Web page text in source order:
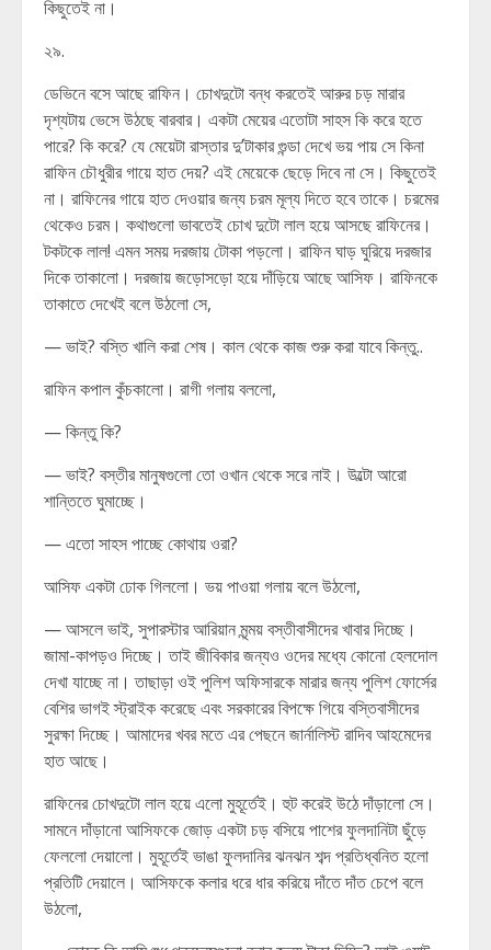
কিছুতেই না।
২৯.
ডেভিনে বসে আছে রাফিন। চোখদুটো বন্ধ করতেই আরুর চড় মারার
দৃশ্যটায় ভেসে উঠছে বারবার। একটা মেয়ের এতোটা সাহস কি করে হতে
পারে? কি করে? যে মেয়েটা রাস্তার দু’টাকার গুন্ডা দেখে ভয় পায় সে কিনা
রাফিন চৌধুরীর গায়ে হাত দেয়? এই মেয়েকে ছেড়ে দিবে না সে। কিছুতেই
না। রাফিনের গায়ে হাত দেওয়ার জন্য চরম মূল্য দিতে হবে তাকে। চরমের
থেকেও চরম। কথাগুলো ভাবতেই চোখ দুটো লাল হয়ে আসছে রাফিনের।
টকটকে লাল! এমন সময় দরজায় টোকা পড়লো। রাফিন ঘাড় ঘুরিয়ে দরজার
দিকে তাকালো। দরজায় জড়োসড়ো হয়ে দাঁড়িয়ে আছে আসিফ। রাফিনকে
তাকাতে দেখেই বলে উঠলো সে,
— ভাই? বস্তি খালি করা শেষ। কাল থেকে কাজ শুরু করা যাবে কিন্তু..
রাফিন কপাল কুঁচকালো। রাগী গলায় বললো,
— কিন্তু কি?
— ভাই? বস্তীর মানুষগুলো তো ওখান থেকে সরে নাই। উল্টো আরো
শান্তিতে ঘুমাচ্ছে।
— এতো সাহস পাচ্ছে কোথায় ওরা?
আসিফ একটা ঢোক গিললো। ভয় পাওয়া গলায় বলে উঠলো,
— আসলে ভাই, সুপারস্টার আরিয়ান মৃন্ময় বস্তীবাসীদের খাবার দিচ্ছে।
জামা-কাপড়ও দিচ্ছে। তাই জীবিকার জন্যও ওদের মধ্যে কোনো হেলদোল
দেখা যাচ্ছে না। তাছাড়া ওই পুলিশ অফিসারকে মারার জন্য পুলিশ ফোর্সের
বেশির ভাগই স্ট্রাইক করেছে এবং সরকারের বিপক্ষে গিয়ে বস্তিবাসীদের
সুরক্ষা দিচ্ছে। আমাদের খবর মতে এর পেছনে জার্নালিস্ট রাদিব আহমেদের
হাত আছে।
রাফিনের চোখদুটো লাল হয়ে এলো মুহূর্তেই। হুট করেই উঠে দাঁড়ালো সে।
সামনে দাঁড়ানো আসিফকে জোড় একটা চড় বসিয়ে পাশের ফুলদানিটা ছুঁড়ে
ফেললো দেয়ালো। মুহূর্তেই ভাঙা ফুলদানির ঝনঝন শব্দ প্রতিধ্বনিত হলো
প্রতিটি দেয়ালে। আসিফকে কলার ধরে ধার করিয়ে দাঁতে দাঁত চেপে বলে
উঠলো,